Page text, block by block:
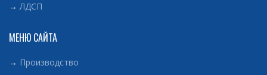
→ЛДСП
МЕНЮ САЙТА
→ Производство